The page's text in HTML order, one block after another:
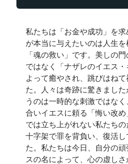
私たちは「お金や成功」を
が本当に与えたいのは人生
「魂の救い」です。美しの
ではなく「ナザレのイエス
よって癒やされ、跳びはね
た。人々は奇跡に驚きまし
うのは一時的な刺激ではな
合いイエスに頼る「悔い改
では立ち上がれない私たち
十字架で罪を背負い、復活
た。私たちは今日、自分の
スの名によって、心の虚し